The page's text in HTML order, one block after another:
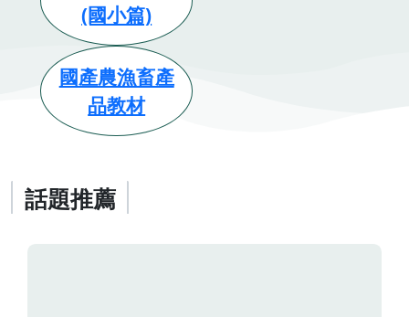
(國小篇)
國產農漁畜產
品教材
話題推薦